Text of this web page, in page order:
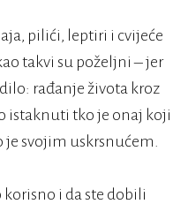
pilići, leptiri i cvijeće
takvi su poželjni – jer
rađanje života kroz
istaknuti tko je onaj koji
svojim uskrsnućem.
korisno i da ste dobili